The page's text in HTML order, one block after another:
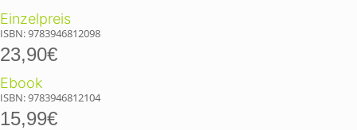
Einzelpreis
ISBN: 9783946812098
23,90€
Ebook
ISBN: 9783946812104
15,99€